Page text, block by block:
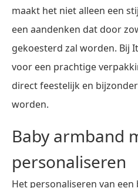
maakt het niet alleen een
een aandenken dat door
gekoesterd zal worden. Bij
voor een prachtige
direct feestelijk en
worden.
Baby armband
personaliseren
Het personaliseren van